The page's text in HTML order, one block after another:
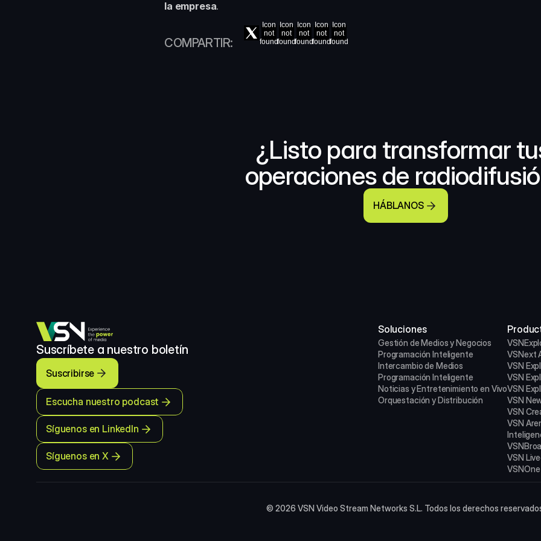
la empresa.
COMPARTIR:
Icon
not
found
Icon
not
found
Icon
not
found
Icon
not
found
Icon
not
found
¿Listo para transformar
operaciones de
HÁBLANOS
Suscríbete a nuestro boletín
Suscribirse
Escucha nuestro podcast
Síguenos en LinkedIn
Síguenos en X
Soluciones
Gestión de Medios y Negocios
Programación Inteligente
Intercambio de Medios
Programación Inteligente
Noticias y Entretenimiento en Vivo
Orquestación y Distribución
VSNext
VSN
VSN
VSN
VSN
VSN
VSN
VSN
© 2026 VSN Video Stream Networks S.L. Todos los derechos